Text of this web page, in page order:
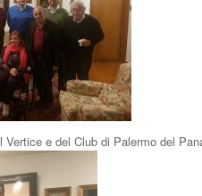
e del Club di Palermo del